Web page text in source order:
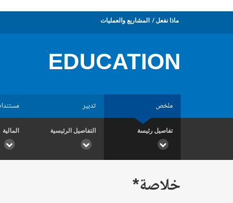
ماذا نفعل المشاريع والعمليات
EDUCATION
ملخص تدبير
تفاصيل رئيسة التفاصيل الرئيسية المالية
خلاصة*